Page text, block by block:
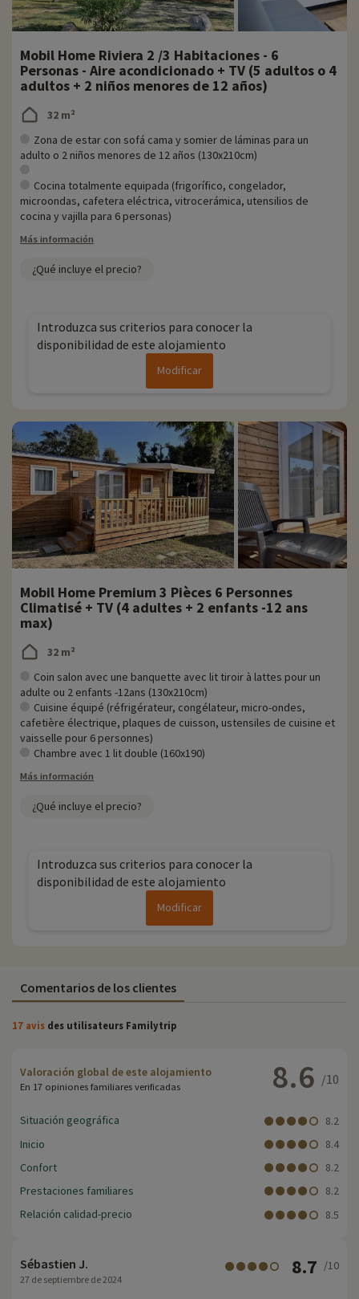
Mobil Home Riviera 2 /3 Habitaciones - 6
Personas - Aire acondicionado + TV (5 adultos o 4
adultos + 2 niños menores de 12 años)
32 m²
Zona de estar con sofá cama y somier de láminas para un
adulto o 2 niños menores de 12 años (130x210cm)
Cocina totalmente equipada (frigorífico, congelador,
microondas, cafetera eléctrica, vitrocerámica, utensilios de
cocina y vajilla para 6 personas)
Más información
¿Qué incluye el precio?
Introduzca sus criterios para conocer la
disponibilidad de este alojamiento
Modificar
Mobil Home Premium 3 Pièces 6 Personnes
Climatisé + TV (4 adultes + 2 enfants -12 ans
max)
32 m²
Coin salon avec une banquette avec lit tiroir à lattes pour un
adulte ou 2 enfants -12ans (130x210cm)
Cuisine équipé (réfrigérateur, congélateur, micro-ondes,
cafetière électrique, plaques de cuisson, ustensiles de cuisine et
vaisselle pour 6 personnes)
Chambre avec 1 lit double (160x190)
Más información
¿Qué incluye el precio?
Introduzca sus criterios para conocer la
disponibilidad de este alojamiento
Modificar
Comentarios de los clientes
17 avis des utilisateurs Familytrip
Valoración global de este alojamiento
En 17 opiniones familiares verificadas 8.6 /10
Situación geográfica
8.2
Inicio
8.4
Confort
8.2
Prestaciones familiares
8.2
Relación calidad-precio
8.5
Sébastien J.
27 de septiembre de 2024
8.7 /10